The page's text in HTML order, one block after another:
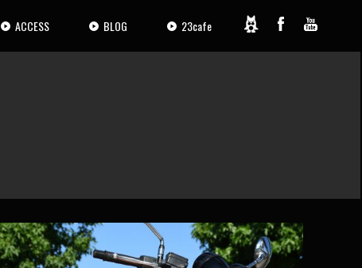
ACCESS BLOG 23cafe